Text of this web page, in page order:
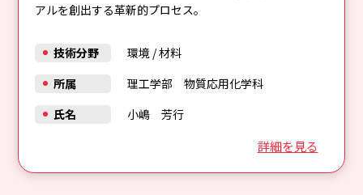
アルを創出する革新的プロセス。
詳細を見る
技術分野 環境/材料
所属
理工学部 物質応用化学科
氏名
小嶋 芳行